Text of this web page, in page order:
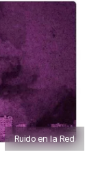
Ruido en la Red